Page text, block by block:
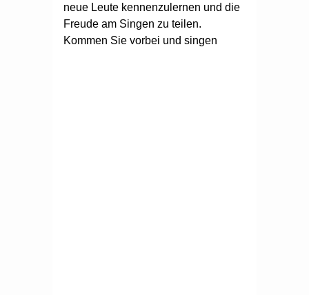
neue Leute kennenzulernen und die
Freude am Singen zu teilen.
Kommen Sie vorbei und singen